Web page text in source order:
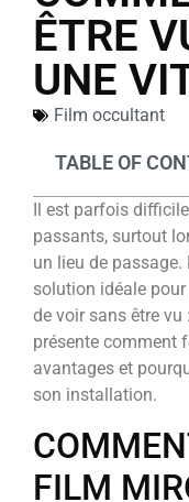
ÊTRE
UNE
Film occultant
TABLE OF
Il est parfois
passants, surtout
un lieu de
solution idéale
de voir sans être
présente comment
avantages et
son installation.
FILM